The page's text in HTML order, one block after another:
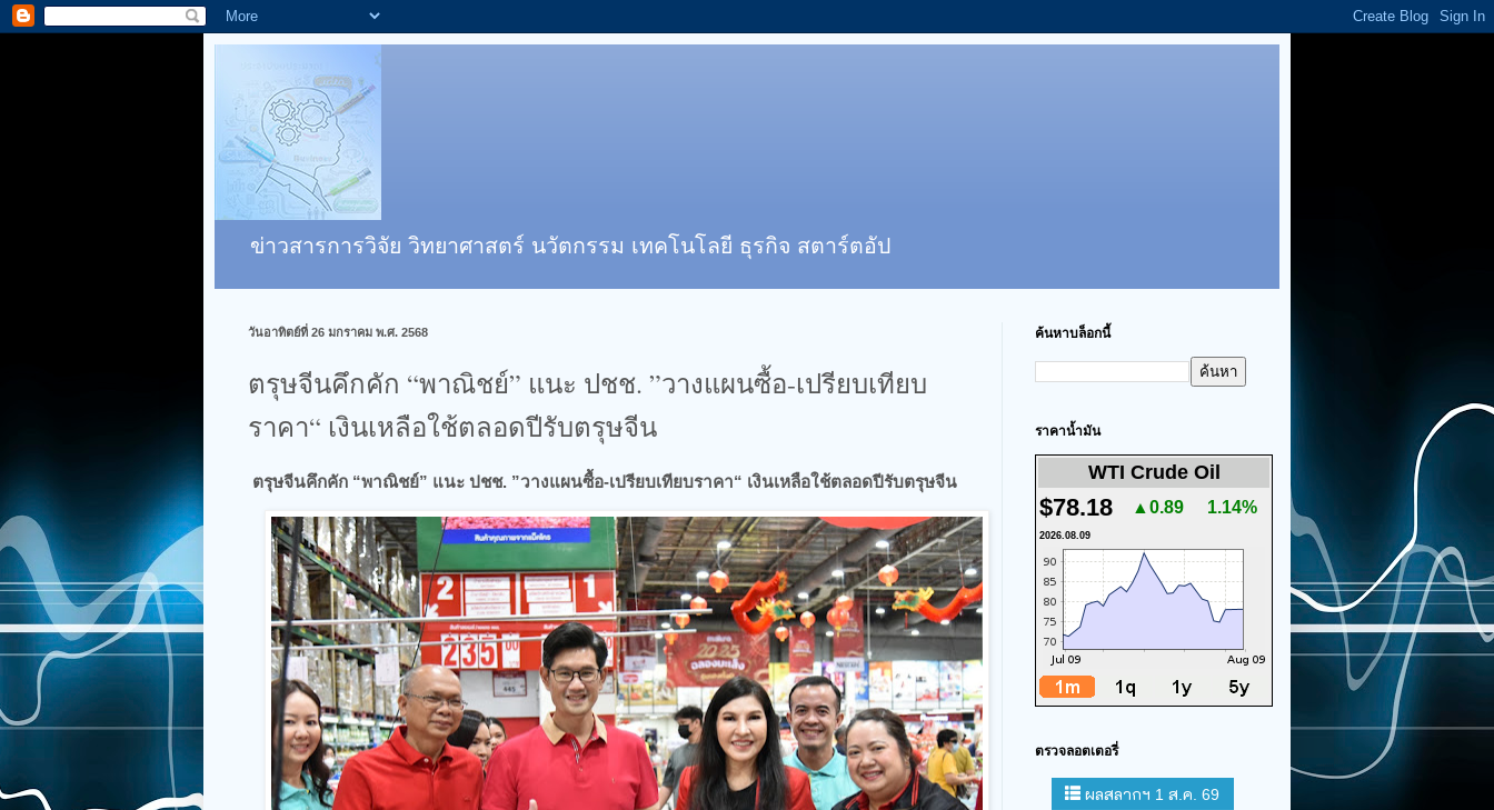
ข่าวสารการวิจัย วิทยาศาสตร์ นวัตกรรม เทคโนโลยี ธุรกิจ สตาร์ตอัป
วันอาทิตย์ที่ 26 มกราคม พ.ศ. 2568
ตรุษจีนคึกคัก “พาณิชย์” แนะ ปชช. ”วางแผนซื้อ-เปรียบเทียบ
ราคา“ เงินเหลือใช้ตลอดปีรับตรุษจีน
ตรุษจีนคึกคัก “พาณิชย์” แนะ ปชช. ”วางแผนซื้อ-เปรียบเทียบราคา“ เงินเหลือใช้ตลอดปีรับตรุษจีน
ค้นหาบล็อกนี้
ราคาน้ำมัน
WTI Crude Oil
$78.18 ▲0.89 1.14%
2026.08.09
ตรวจลอตเตอรี่